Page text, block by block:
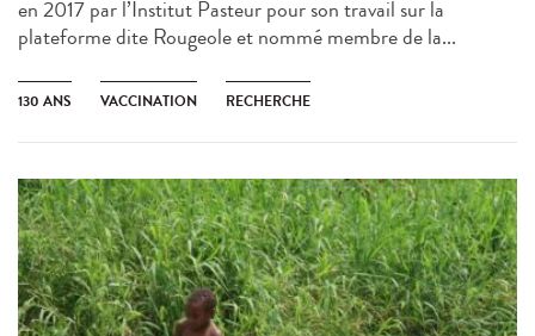
en 2017 par l’Institut Pasteur pour son travail sur la
plateforme dite Rougeole et nommé membre de la...
130 ANS VACCINATION RECHERCHE